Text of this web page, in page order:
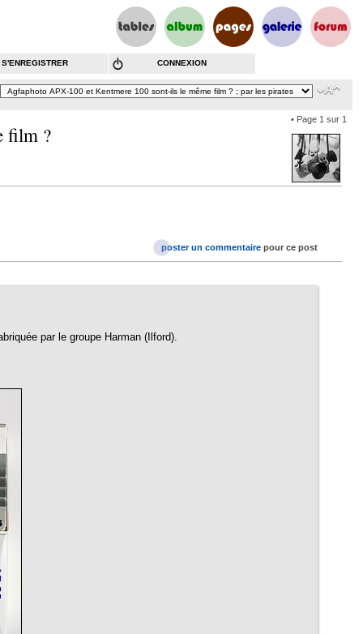
S'ENREGISTRER CONNEXION
• Page 1 sur 1
film ?
poster un commentairepour ce post
par le groupe Harman (Ilford).